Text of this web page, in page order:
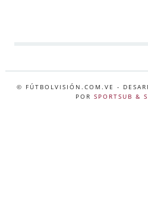
© FÚTBOLVISIÓN.COM.VE -
POR SPORTSUB &